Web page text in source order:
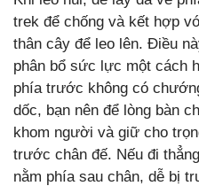
trek để chống và kết hợp
thân cây để leo lên. Điều
phân bổ sức lực một cách
phía trước không có
dốc, bạn nên để lòng bàn
khom người và giữ cho
trước chân đế. Nếu đi
nằm phía sau chân, dễ bị